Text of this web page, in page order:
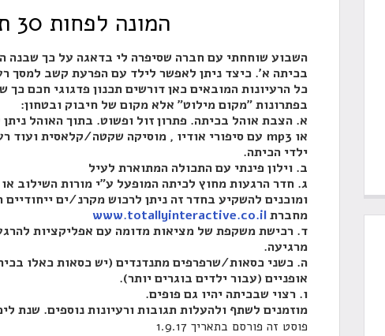
המונה לפחות 30 תלמידים?
השבוע שוחחתי עם חברה שסיפרה לי בדאגה על כך שבנה
בכיתה א'. כיצד ניתן לאפשר לילד עם הפרעת קשב למסך רעשים
כל הרעיונות המובאים כאן דורשים תכנון פדגוגי חכם
בפתרונות "מקום מילוט" אלא מקום של חיבוק ובטחון:
א. הצבת אוהל בכיתה. פתרון זול ופשוט. בתוך האוהל
או mp3 עם סיפורי אודיו , מוסיקה שקטה/קלאסית ועוד רעיונות. ניתן לתכנן את התכול
ילדי הכיתה.
ב. וילון פינתי עם התכולה המתוארת לעיל
ג. חדר הרגעות מחוץ לכיתה המופעל ע"י מורות השילוב
ומוכנים להשקיע בחדר זה ניתן לרכוש מקרנ/ים
מחברתwww.totallyinteractive.co.il
ד. רכישת משקפת של מציאות מדומה עם אפליקציות
מרגיעה.
ה. כשני כסאות/שרפרפים מתנדנדים (יש כסאות כאלו
אופניים (עבור ילדים בוגרים יותר).
ו. רצוי שבכיתה יהיו גם פופים.
מוזמנים לשתף ולהעלות תגובות ורעיונות נוספים. שנת
פוסט זה פורסם בתאריך 1.9.17